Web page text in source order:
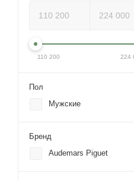
110 200 224
Пол
Мужские
Бренд
Audemars Piguet